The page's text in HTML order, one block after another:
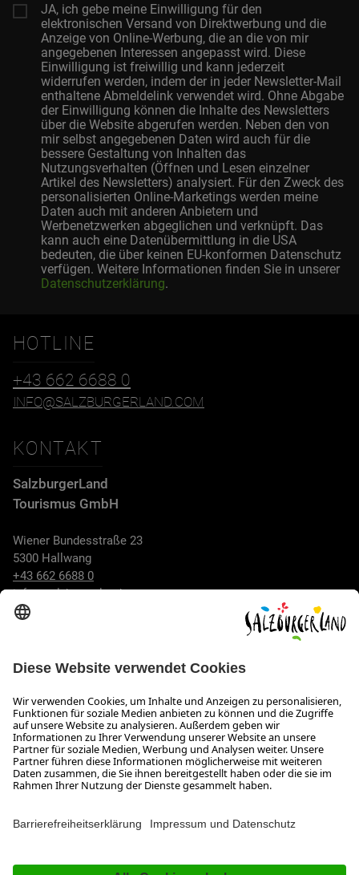
JA, ich gebe meine Einwilligung für den
elektronischen Versand von Direktwerbung und die
Anzeige von Online-Werbung, die an die von mir
angegebenen Interessen angepasst wird. Diese
Einwilligung ist freiwillig und kann jederzeit
widerrufen werden, indem der in jeder Newsletter-Mail
enthaltene Abmeldelink verwendet wird. Ohne Abgabe
der Einwilligung können die Inhalte des Newsletters
über die Website abgerufen werden. Neben den von
mir selbst angegebenen Daten wird auch für die
bessere Gestaltung von Inhalten das
Nutzungsverhalten (Öffnen und Lesen einzelner
Artikel des Newsletters) analysiert. Für den Zweck des
personalisierten Online-Marketings werden meine
Daten auch mit anderen Anbietern und
Werbenetzwerken abgeglichen und verknüpft. Das
kann auch eine Datenübermittlung in die USA
bedeuten, die über keinen EU-konformen Datenschutz
verfügen. Weitere Informationen finden Sie in unserer
Datenschutzerklärung.
HOTLINE
+43 662 6688 0
INFO@SALZBURGERLAND.COM
KONTAKT
SalzburgerLand
Tourismus GmbH
Wiener Bundesstraße 23
5300 Hallwang
+43 662 6688 0
info@salzburgerland.com
Wir freuen uns auf Ihre Anfrage!
Gerne stehen wir Ihnen von Montag bis Donnerstag von 08:00
bis 17:30 Uhr und am Freitag von 08:00 bis 17:00 Uhr zur
Verfügung.
Das Unternehmen Jobs Meeting- und Kongresslocations